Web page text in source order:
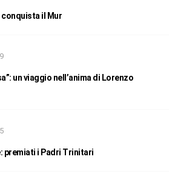
conquista il Mur
un viaggio nell’anima di Lorenzo
premiati i Padri Trinitari